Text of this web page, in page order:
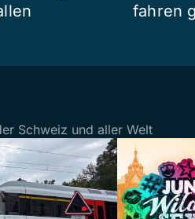
fahren
Schweiz und aller Welt